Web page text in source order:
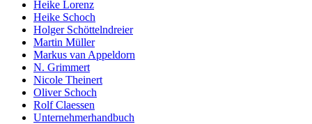
Heike Lorenz
Heike Schoch
Holger Schöttelndreier
Martin Müller
Markus van Appeldorn
N. Grimmert
Nicole Theinert
Oliver Schoch
Rolf Claessen
Unternehmerhandbuch